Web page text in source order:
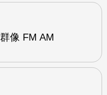
像 FM AM